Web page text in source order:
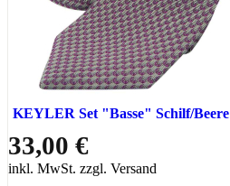
KEYLER Set "Basse" Schilf/Beere
33,00 €
inkl. MwSt. zzgl. Versand